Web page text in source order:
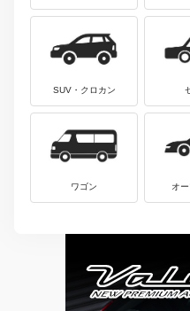
SUV・クロカン
ワゴン オ